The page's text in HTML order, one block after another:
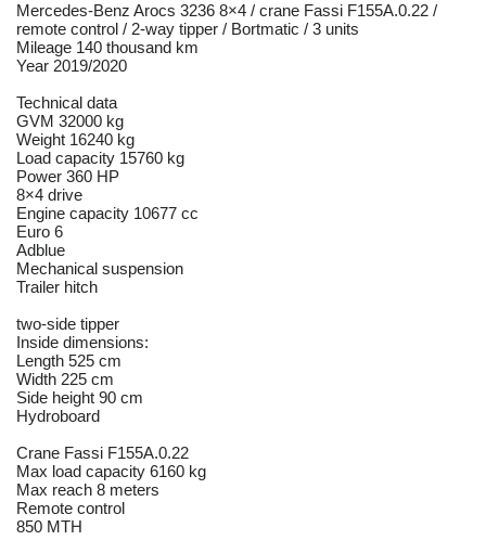
Mercedes-Benz Arocs 3236 8×4 / crane Fassi F155A.0.22 /
remote control / 2-way tipper / Bortmatic / 3 units
Mileage 140 thousand km
Year 2019/2020
Technical data
GVM 32000 kg
Weight 16240 kg
Load capacity 15760 kg
Power 360 HP
8×4 drive
Engine capacity 10677 cc
Euro 6
Adblue
Mechanical suspension
Trailer hitch
two-side tipper
Inside dimensions:
Length 525 cm
Width 225 cm
Side height 90 cm
Hydroboard
Crane Fassi F155A.0.22
Max load capacity 6160 kg
Max reach 8 meters
Remote control
850 MTH